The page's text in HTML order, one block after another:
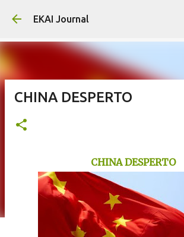
EKAI Journal
CHINA DESPERTO
CHINA DESPERTO